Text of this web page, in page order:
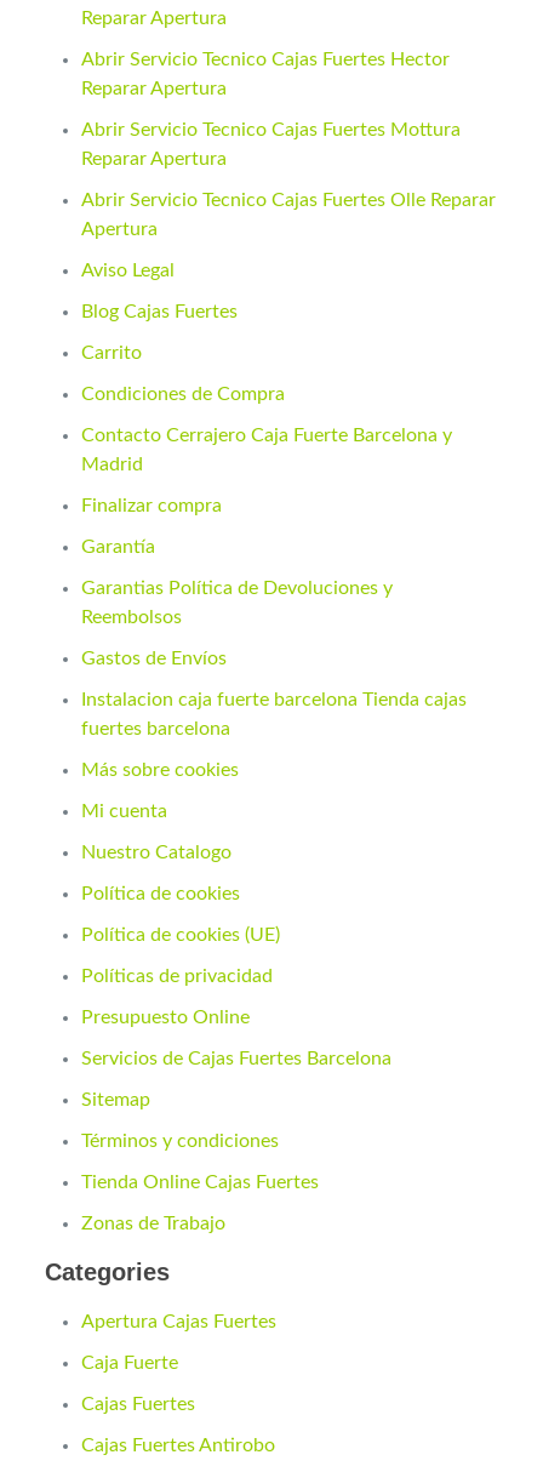
Reparar Apertura
Abrir Servicio Tecnico Cajas Fuertes Hector
Reparar Apertura
Abrir Servicio Tecnico Cajas Fuertes Mottura
Reparar Apertura
Abrir Servicio Tecnico Cajas Fuertes Olle Reparar
Apertura
Aviso Legal
Blog Cajas Fuertes
Carrito
Condiciones de Compra
Contacto Cerrajero Caja Fuerte Barcelona y
Madrid
Finalizar compra
Garantía
Garantias Política de Devoluciones y
Reembolsos
Gastos de Envíos
Instalacion caja fuerte barcelona Tienda cajas
fuertes barcelona
Más sobre cookies
Mi cuenta
Nuestro Catalogo
Política de cookies
Política de cookies (UE)
Políticas de privacidad
Presupuesto Online
Servicios de Cajas Fuertes Barcelona
Sitemap
Términos y condiciones
Tienda Online Cajas Fuertes
Zonas de Trabajo
Categories
Apertura Cajas Fuertes
Caja Fuerte
Cajas Fuertes
Cajas Fuertes Antirobo